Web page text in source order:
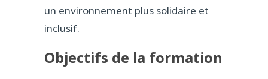
un environnement plus solidaire et
inclusif.
Objectifs de la formation